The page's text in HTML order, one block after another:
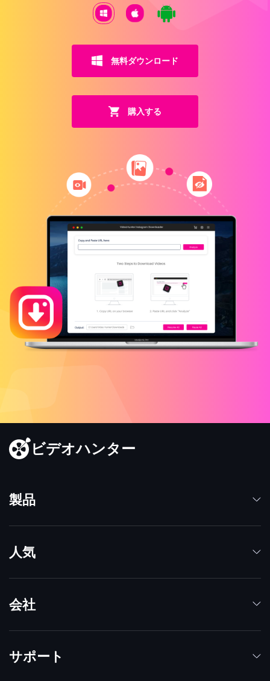
無料ダウンロード
購入する
ビデオハンター
製品
人気
会社
サポート